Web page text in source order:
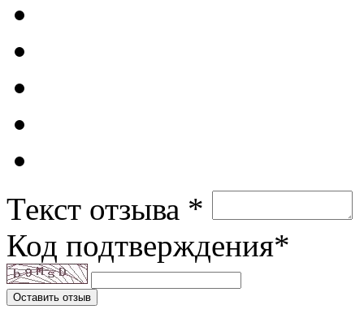
Текст отзыва *
Код подтверждения*
Оставить отзыв